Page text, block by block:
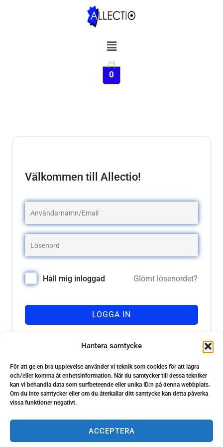
Hantera samtycke
För att ge en bra upplevelse använder vi teknik som cookies för att lagra
och/eller komma åt enhetsinformation. När du samtycker till dessa tekniker
kan vi behandla data som surfbeteende eller unika ID:n på denna webbplats.
Om du inte samtycker eller om du återkallar ditt samtycke kan detta påverka
vissa funktioner negativt.
ACCEPTERA
Meny
0
Välkommen till Allectio!
Håll mig inloggad Glömt lösenordet?
LOGGA IN
Har du inget konto? Registrera dig